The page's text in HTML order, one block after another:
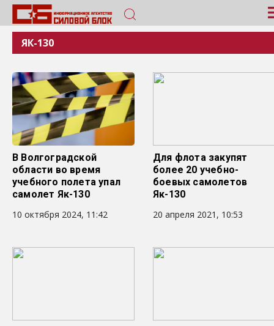
ЯК-130
В Волгоградской
области во время
учебного полета упал
самолет Як-130
10 октября 2024, 11:42
Для флота закупят
более 20 учебно-
боевых самолетов
Як-130
20 апреля 2021, 10:53